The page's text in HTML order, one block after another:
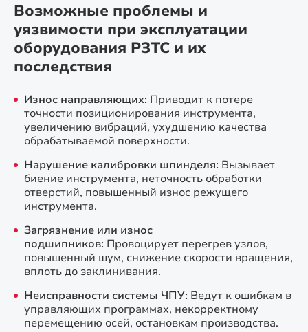
Возможные проблемы и
уязвимости при эксплуатации
оборудования РЗТС и их
последствия
Износ направляющих: Приводит к потере
точности позиционирования инструмента,
увеличению вибраций, ухудшению качества
обрабатываемой поверхности.
Нарушение калибровки шпинделя: Вызывает
биение инструмента, неточность обработки
отверстий, повышенный износ режущего
инструмента.
Загрязнение или износ
подшипников: Провоцирует перегрев узлов,
повышенный шум, снижение скорости вращения,
вплоть до заклинивания.
Неисправности системы ЧПУ: Ведут к ошибкам в
управляющих программах, некорректному
перемещению осей, остановкам производства.